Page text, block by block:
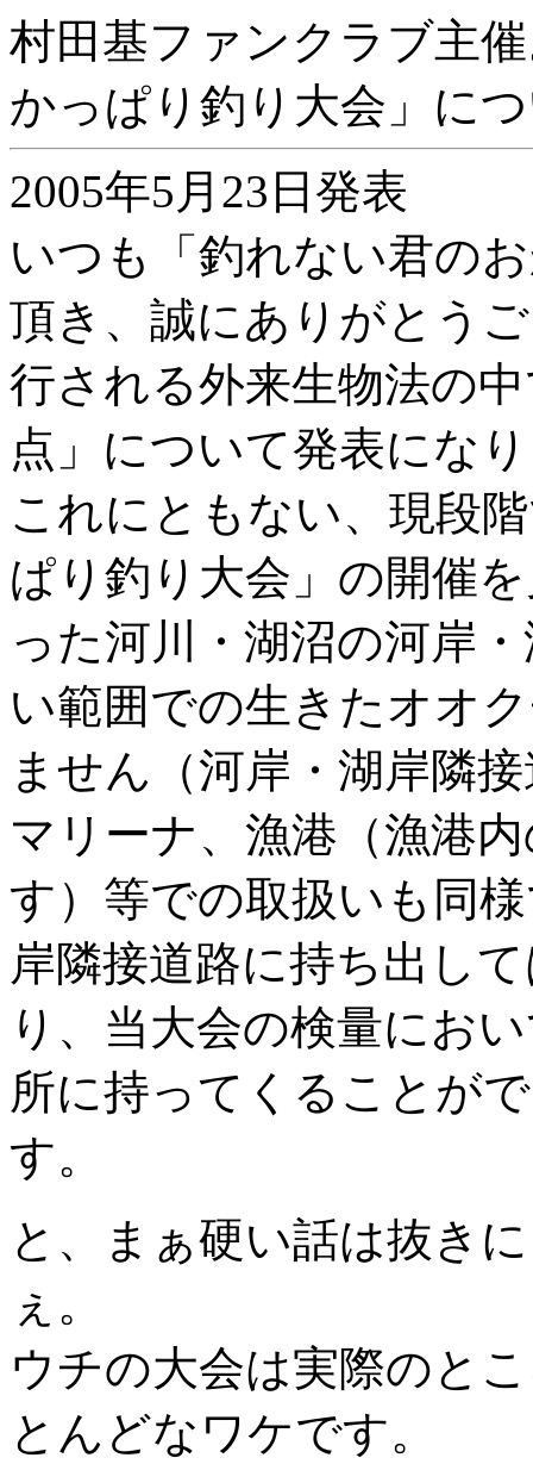
村田基ファンクラブ主
かっぱり釣り大会」に
2005年5月23日発表
いつも「釣れない君の
頂き、誠にありがとう
行される外来生物法の
点」について発表にな
これにともない、現段
ぱり釣り大会」の開催
った河川・湖沼の河岸
い範囲での生きたオオ
ません（河岸・湖岸隣
マリーナ、漁港（漁港
す）等での取扱いも同
岸隣接道路に持ち出し
り、当大会の検量にお
所に持ってくることが
す。
と、まぁ硬い話は抜き
ぇ。
ウチの大会は実際のと
とんどなワケです。